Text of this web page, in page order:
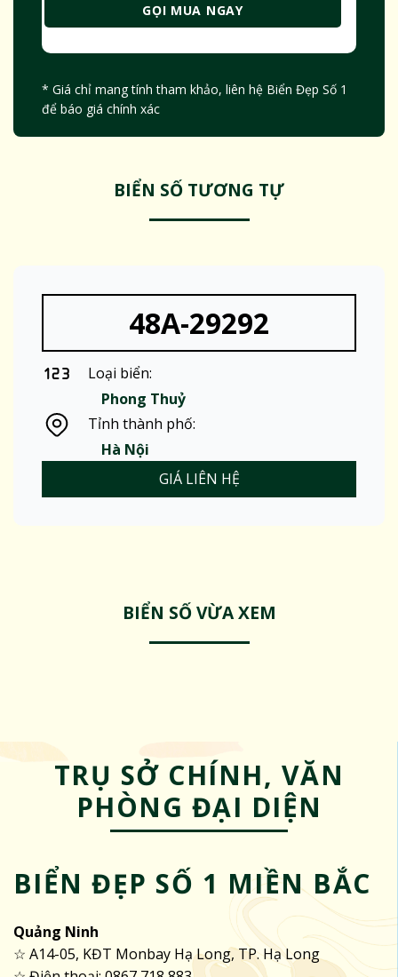
GỌI MUA NGAY
* Giá chỉ mang tính tham khảo, liên hệ Biển Đẹp Số 1
để báo giá chính xác
BIỂN SỐ TƯƠNG TỰ
48A-29292
Loại biển:
Phong Thuỷ
Tỉnh thành phố:
Hà Nội
GIÁ LIÊN HỆ
BIỂN SỐ VỪA XEM
TRỤ SỞ CHÍNH, VĂN
PHÒNG ĐẠI DIỆN
BIỂN ĐẸP SỐ 1 MIỀN BẮC
Quảng Ninh
☆ A14-05, KĐT Monbay Hạ Long, TP. Hạ Long